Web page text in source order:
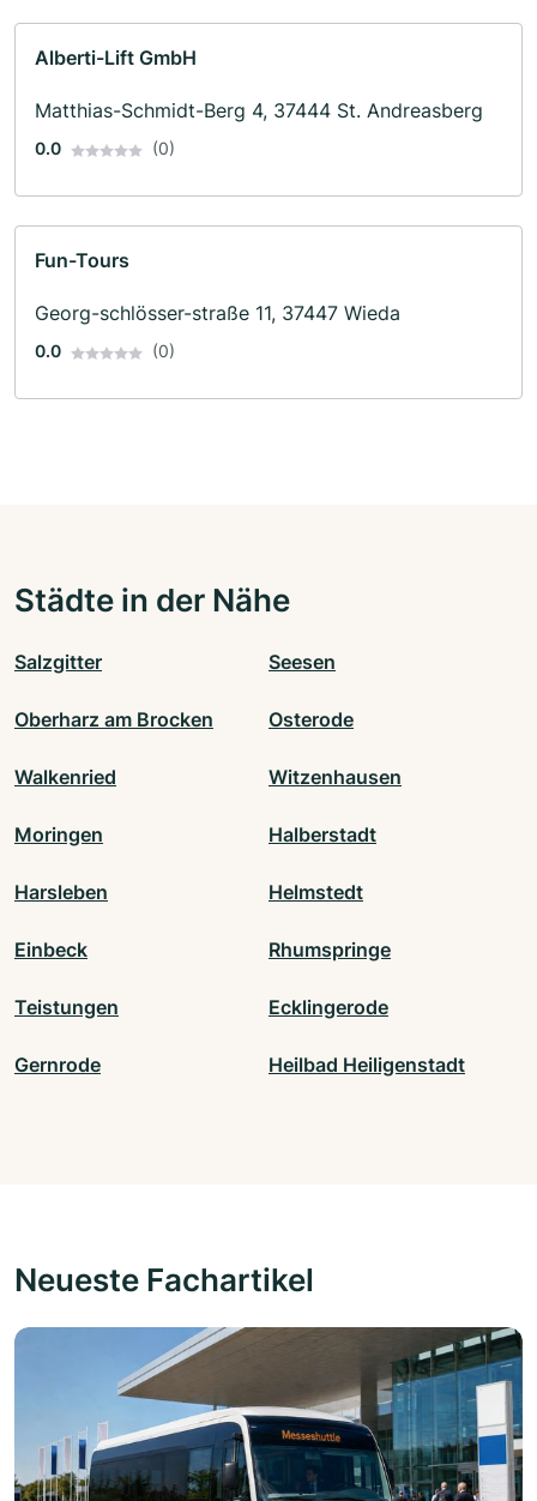
Alberti-Lift GmbH
Matthias-Schmidt-Berg 4, 37444 St. Andreasberg
0.0 (0)
Fun-Tours
Georg-schlösser-straße 11, 37447 Wieda
0.0 (0)
Städte in der Nähe
Salzgitter Seesen
Oberharz am Brocken Osterode
Walkenried Witzenhausen
Moringen Halberstadt
Harsleben Helmstedt
Einbeck Rhumspringe
Teistungen Ecklingerode
Gernrode Heilbad Heiligenstadt
Neueste Fachartikel